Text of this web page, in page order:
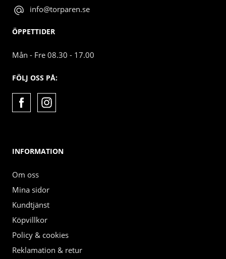
info@torparen.se
ÖPPETTIDER
Mån - Fre 08.30 - 17.00
FÖLJ OSS PÅ:
INFORMATION
Om oss
Mina sidor
Kundtjänst
Köpvillkor
Policy & cookies
Reklamation & retur